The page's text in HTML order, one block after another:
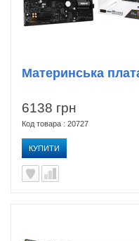
6138 грн
Код товара : 20727
КУПИТИ
Материнська